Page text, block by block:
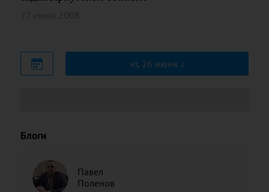
чт, 26 июня
Блоги
Павел
Поленов